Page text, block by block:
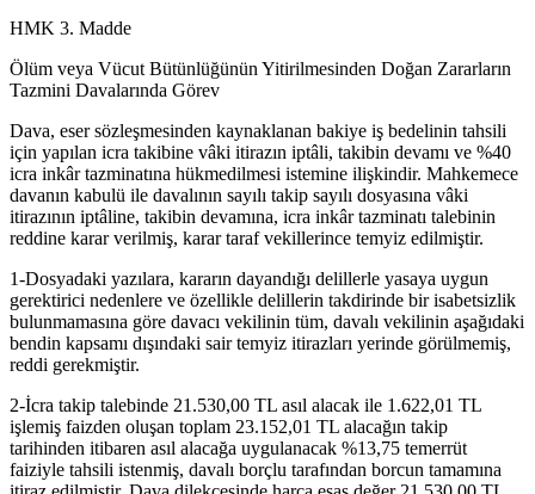
HMK 3. Madde
Ölüm veya Vücut Bütünlüğünün Yitirilmesinden Doğan Zararların
Tazmini Davalarında Görev
Dava, eser sözleşmesinden kaynaklanan bakiye iş bedelinin tahsili
için yapılan icra takibine vâki itirazın iptâli, takibin devamı ve %40
icra inkâr tazminatına hükmedilmesi istemine ilişkindir. Mahkemece
davanın kabulü ile davalının sayılı takip sayılı dosyasına vâki
itirazının iptâline, takibin devamına, icra inkâr tazminatı talebinin
reddine karar verilmiş, karar taraf vekillerince temyiz edilmiştir.
1-Dosyadaki yazılara, kararın dayandığı delillerle yasaya uygun
gerektirici nedenlere ve özellikle delillerin takdirinde bir isabetsizlik
bulunmamasına göre davacı vekilinin tüm, davalı vekilinin aşağıdaki
bendin kapsamı dışındaki sair temyiz itirazları yerinde görülmemiş,
reddi gerekmiştir.
2-İcra takip talebinde 21.530,00 TL asıl alacak ile 1.622,01 TL
işlemiş faizden oluşan toplam 23.152,01 TL alacağın takip
tarihinden itibaren asıl alacağa uygulanacak %13,75 temerrüt
faiziyle tahsili istenmiş, davalı borçlu tarafından borcun tamamına